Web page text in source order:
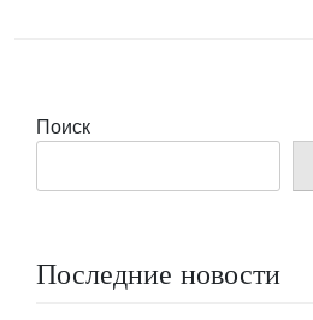
Поиск
Последние новости